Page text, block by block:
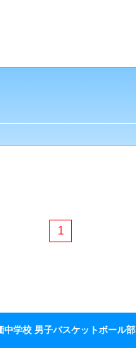
1
中学校 男子バスケットボール部